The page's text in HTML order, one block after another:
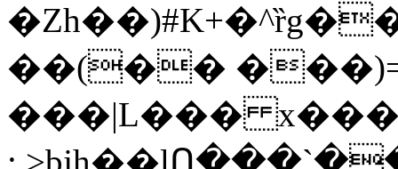
��(��
���|L���